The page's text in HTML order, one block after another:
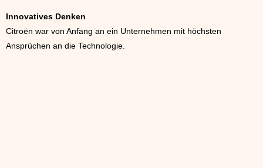
Innovatives Denken
Citroën war von Anfang an ein Unternehmen mit höchsten
Ansprüchen an die Technologie.